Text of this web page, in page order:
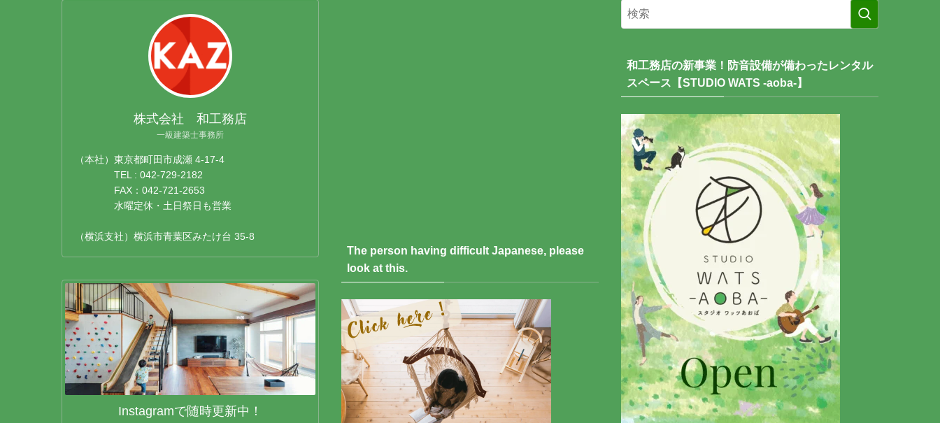
株式会社 和工務店
一級建築士事務所
（本社）東京都町田市成瀬 4-17-4
TEL : 042-729-2182
FAX：042-721-2653
水曜定休・土日祭日も営業
（横浜支社）横浜市青葉区みたけ台 35-8
Instagramで随時更新中！
The person having difficult Japanese, please
look at this.
和工務店の新事業！防音設備が備わったレンタル
スペース【STUDIO WATS -aoba-】